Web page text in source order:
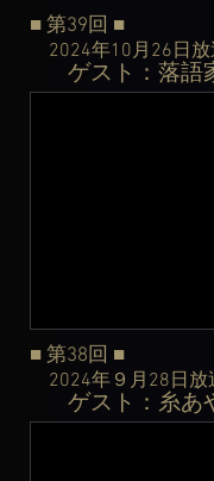
■ 第39回 ■
2024年10月26日 放
ゲスト：落
■ 第38回 ■
2024年９月28日 放
ゲスト：糸